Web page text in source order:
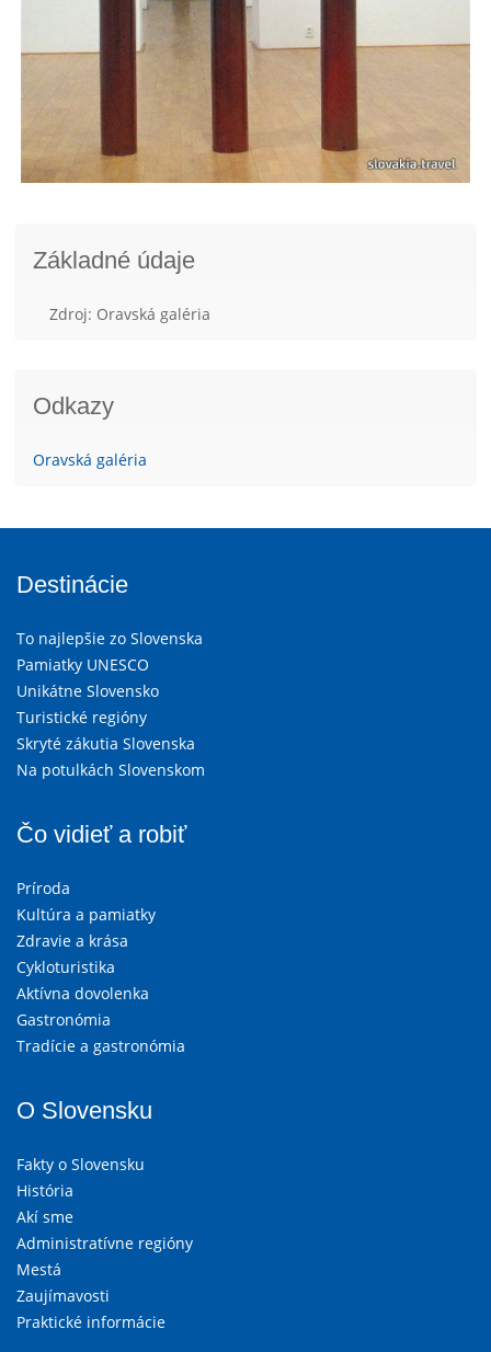
Základné údaje
Zdroj: Oravská galéria
Odkazy
Oravská galéria
Destinácie
To najlepšie zo Slovenska
Pamiatky UNESCO
Unikátne Slovensko
Turistické regióny
Skryté zákutia Slovenska
Na potulkách Slovenskom
Čo vidieť a robiť
Príroda
Kultúra a pamiatky
Zdravie a krása
Cykloturistika
Aktívna dovolenka
Gastronómia
Tradície a gastronómia
O Slovensku
Fakty o Slovensku
História
Akí sme
Administratívne regióny
Mestá
Zaujímavosti
Praktické informácie